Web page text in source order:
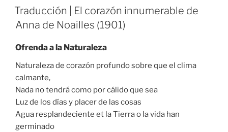
ON
Traducción | El corazón innumerable de
Anna de Noailles (1901)
Ofrenda a la Naturaleza
Naturaleza de corazón profundo sobre que el clima
calmante,
Nada no tendrá como por cálido que sea
Luz de los días y placer de las cosas
Agua resplandeciente et la Tierra o la vida han
germinado